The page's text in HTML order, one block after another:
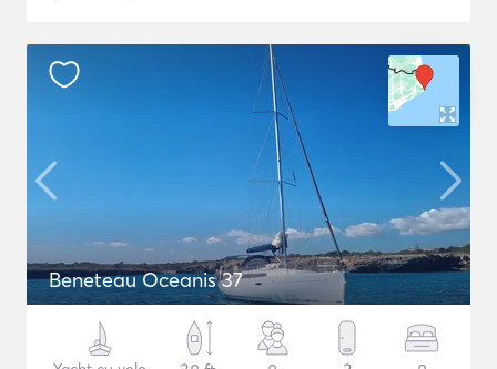
Beneteau Oceanis 37